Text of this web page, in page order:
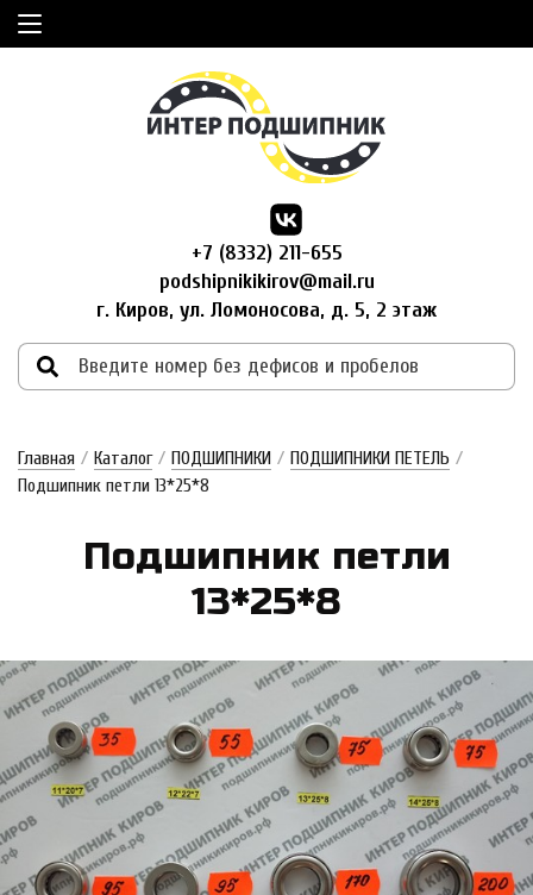
+7 (8332) 211-655
podshipnikikirov@mail.ru
г. Киров, ул. Ломоносова, д. 5, 2 этаж
Главная / Каталог / ПОДШИПНИКИ / ПОДШИПНИКИ ПЕТЕЛЬ /
Подшипник петли 13*25*8
Под­шипник пет­ли
13*25*8